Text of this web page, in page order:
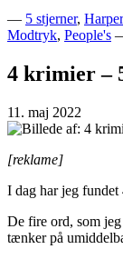
Bech's
Bogblog –
— 5 stjerner,
Modtryk, People's
4 krimier –
11. maj 2022
[reklame]
I dag har jeg fundet
De fire ord, som
tænker på